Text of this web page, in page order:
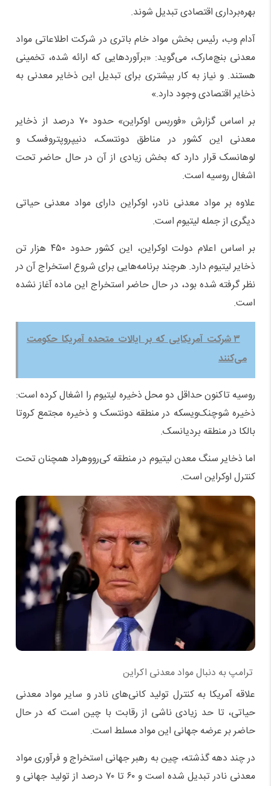
بهره‌برداری اقتصادی تبدیل شوند.
آدام وب، رئیس بخش مواد خام باتری در شرکت اطلاعاتی مواد
معدنی بنچ‌مارک، می‌گوید: «برآوردهایی که ارائه شده‌، تخمینی
هستند. و نیاز به کار بیشتری برای تبدیل این ذخایر معدنی به
ذخایر اقتصادی وجود دارد.»
بر اساس گزارش «فوربس اوکراین» حدود ۷۰ درصد از ذخایر
معدنی این کشور در مناطق دونتسک، دنیپروپتروفسک و
لوهانسک قرار دارد که بخش زیادی از آن‌ در حال حاضر تحت
اشغال روسیه است.
علاوه بر مواد معدنی نادر، اوکراین دارای مواد معدنی حیاتی
دیگری از جمله لیتیوم است.
بر اساس اعلام دولت اوکراین، این کشور حدود ۴۵۰ هزار تن
ذخایر لیتیوم دارد. هرچند برنامه‌هایی برای شروع استخراج آن در
نظر گرفته شده بود، در حال ‌حاضر استخراج این ماده آغاز نشده
است.
۳ شرکت آمریکایی‌ که بر ایالات متحده آمریکا حکومت
می‌کنند
روسیه تاکنون حداقل دو محل ذخیره لیتیوم را اشغال کرده است:
ذخیره شوچنک‌ویسکه در منطقه دونتسک و ذخیره مجتمع کروتا
بالکا در منطقه بردیانسک.
اما ذخایر سنگ معدن لیتیوم در منطقه کی‌رووهراد همچنان تحت
کنترل اوکراین است.
ترامپ به دنبال مواد معدنی اکراین
علاقه آمریکا به کنترل تولید کانی‌های نادر و سایر مواد معدنی
حیاتی، تا حد زیادی ناشی از رقابت با چین است که در حال
حاضر بر عرضه جهانی این مواد مسلط است.
در چند دهه گذشته، چین به رهبر جهانی استخراج و فرآوری مواد
معدنی نادر تبدیل شده است و ۶۰ تا ۷۰ درصد از تولید جهانی و